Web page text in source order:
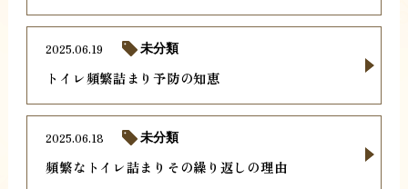
トイレ頻繁詰まり予防の知恵
2025.06.19 未分類
頻繁なトイレ詰まりその繰り返しの理由
2025.06.18 未分類